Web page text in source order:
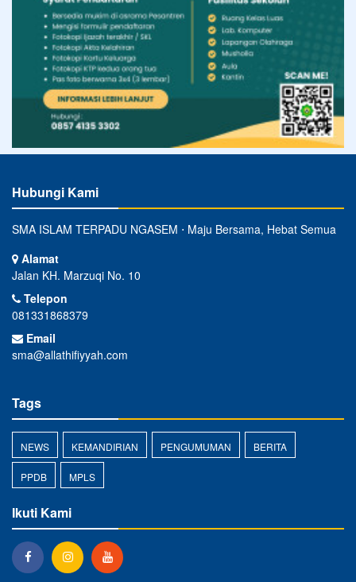
Hubungi Kami
SMA ISLAM TERPADU NGASEM ⋅ Maju Bersama, Hebat Semua
Alamat
Jalan KH. Marzuqi No. 10
Telepon
081331868379
Email
sma@allathifiyyah.com
Tags
NEWS KEMANDIRIAN PENGUMUMAN BERITA
PPDB MPLS
Ikuti Kami